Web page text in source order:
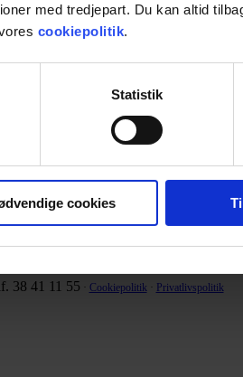
med tredjepart. Du kan altid
cookiepolitik.
Statistik
cookies
laboratorium,
38 41 11 55 · Cookiepolitik· Privatlivspolitik